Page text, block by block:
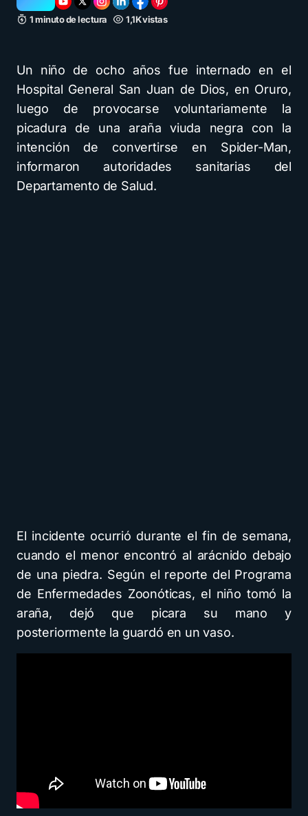
1 minuto de lectura 1,1K vistas
Un niño de ocho años fue internado en el
Hospital General San Juan de Dios, en Oruro,
luego de provocarse voluntariamente la
picadura de una araña viuda negra con la
intención de convertirse en Spider-Man,
informaron autoridades sanitarias del
Departamento de Salud.
El incidente ocurrió durante el fin de semana,
cuando el menor encontró al arácnido debajo
de una piedra. Según el reporte del Programa
de Enfermedades Zoonóticas, el niño tomó la
araña, dejó que picara su mano y
posteriormente la guardó en un vaso.